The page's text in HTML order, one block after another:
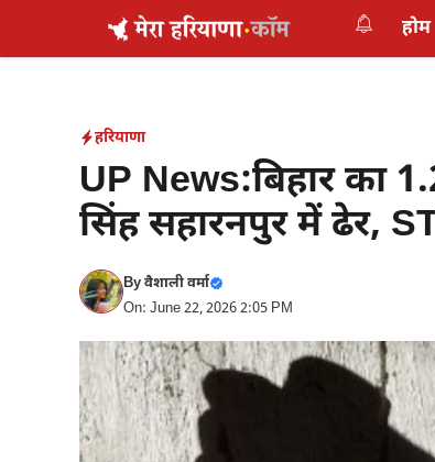
होम
हरियाणा
UP News:बिहार का
सिंह सहारनपुर में ढेर,
Byवैशाली वर्मा
On: June 22, 2026 2:05 PM